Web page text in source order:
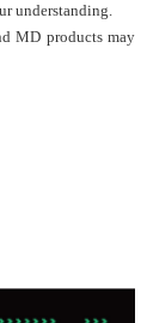
understanding.
MD products may